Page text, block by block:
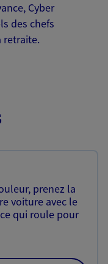
Cyber
des chefs
retraite.
prenez la
voiture avec le
qui roule pour